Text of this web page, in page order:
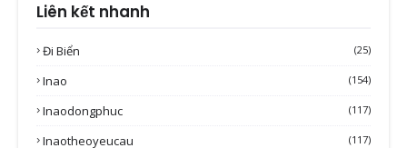
Liên kết nhanh
Đi Biển (25)
Inao (154)
Inaodongphuc (117)
Inaotheoyeucau (117)